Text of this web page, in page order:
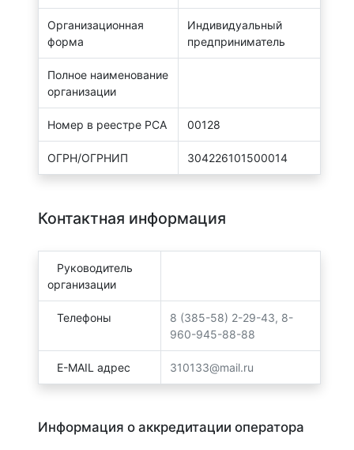
Организационная
форма
Индивидуальный
предприниматель
Полное наименование
организации
Номер в реестре РСА 00128
ОГРН/ОГРНИП 304226101500014
Контактная информация
Руководитель
организации
Телефоны
8 (385-58) 2-29-43, 8-
960-945-88-88
E-MAIL адрес 310133@mail.ru
Информация о аккредитации оператора